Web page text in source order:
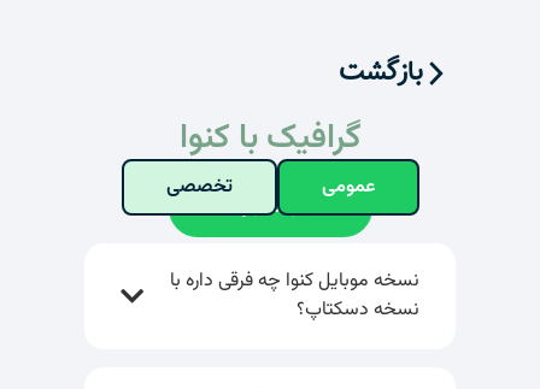
بازگشت
گرافیک با کنوا
جستجو
عمومی تخصصی
نسخه موبایل کنوا چه فرقی داره با
نسخه دسکتاپ؟